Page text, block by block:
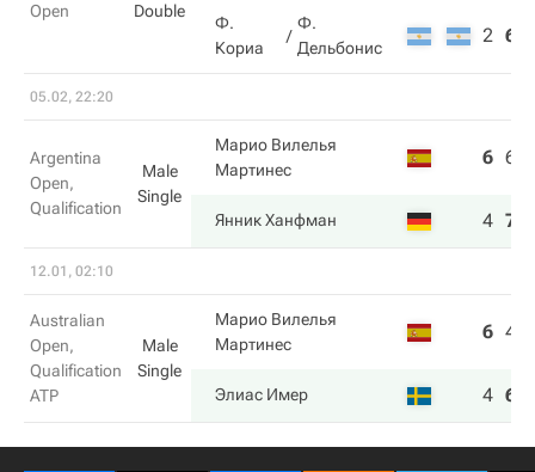
Open
Double
Ф.
Кориа
Ф.
Дельбонис
2 6
05.02, 22:20
Argentina
Open,
Qualification
Male
Single
Марио Вилелья
Мартинес
6 6
Янник Ханфман 4 7
12.01, 02:10
Australian
Open,
Qualification
ATP
Male
Single
Марио Вилелья
Мартинес
6 4
Элиас Имер 4 6